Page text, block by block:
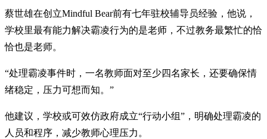
蔡世雄在创立Mindful Bear前有七年驻校辅导员经验，他说，
学校里最有能力解决霸凌行为的是老师，不过教务最繁忙的恰
恰也是老师。
“处理霸凌事件时，一名教师面对至少四名家长，还要确保情
绪稳定，压力可想而知。”
他建议，学校或可效仿政府成立“行动小组”，明确处理霸凌的
人员和程序，减少教师心理压力。